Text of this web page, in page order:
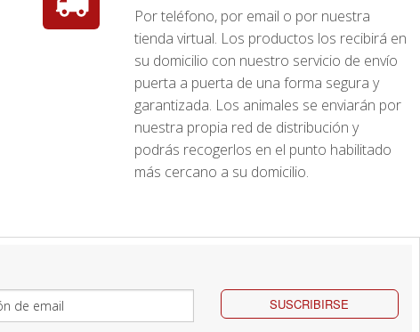
Por teléfono, por email o por nuestra
tienda virtual. Los productos los recibirá en
su domicilio con nuestro servicio de envío
puerta a puerta de una forma segura y
garantizada. Los animales se enviarán por
nuestra propia red de distribución y
podrás recogerlos en el punto habilitado
más cercano a su domicilio.
SUSCRIBIRSE